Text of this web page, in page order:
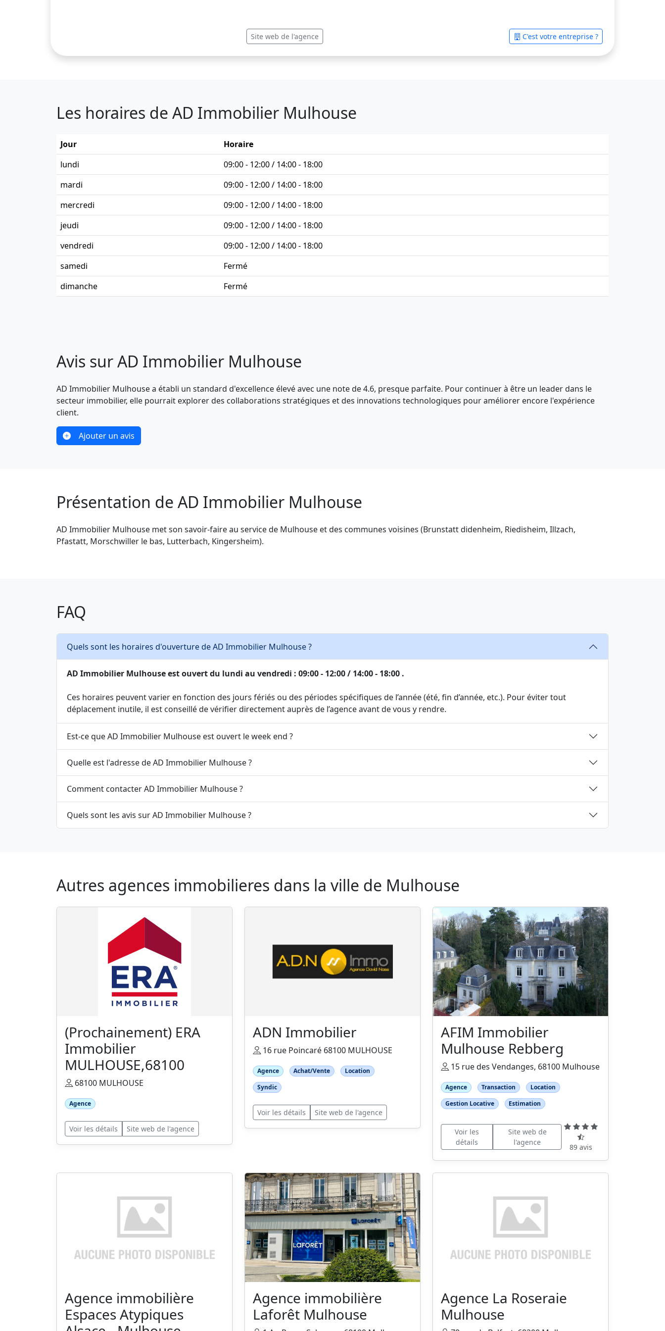
Site web de l'agence C'est votre entreprise ?
Les horaires de AD Immobilier Mulhouse
Jour
Horaire
lundi
09:00 - 12:00 / 14:00 - 18:00
mardi
09:00 - 12:00 / 14:00 - 18:00
mercredi
09:00 - 12:00 / 14:00 - 18:00
jeudi
09:00 - 12:00 / 14:00 - 18:00
vendredi
09:00 - 12:00 / 14:00 - 18:00
samedi
Fermé
dimanche
Fermé
Avis sur AD Immobilier Mulhouse
AD Immobilier Mulhouse a établi un standard d'excellence élevé avec une note de 4.6, presque parfaite. Pour continuer à être un leader dans le
secteur immobilier, elle pourrait explorer des collaborations stratégiques et des innovations technologiques pour améliorer encore l'expérience
client.
Ajouter un avis
Présentation de AD Immobilier Mulhouse
AD Immobilier Mulhouse met son savoir-faire au service de Mulhouse et des communes voisines (Brunstatt didenheim, Riedisheim, Illzach,
Pfastatt, Morschwiller le bas, Lutterbach, Kingersheim).
FAQ
Quels sont les horaires d'ouverture de AD Immobilier Mulhouse ?
AD Immobilier Mulhouse est ouvert du lundi au vendredi : 09:00 - 12:00 / 14:00 - 18:00 .
Ces horaires peuvent varier en fonction des jours fériés ou des périodes spécifiques de l’année (été, fin d’année, etc.). Pour éviter tout
déplacement inutile, il est conseillé de vérifier directement auprès de l’agence avant de vous y rendre.
Est-ce que AD Immobilier Mulhouse est ouvert le week end ?
Quelle est l'adresse de AD Immobilier Mulhouse ?
Comment contacter AD Immobilier Mulhouse ?
Quels sont les avis sur AD Immobilier Mulhouse ?
Autres agences immobilieres dans la ville de Mulhouse
(Prochainement) ERA
Immobilier
MULHOUSE,68100
68100 MULHOUSE
Agence
Voir les détails Site web de l'agence
ADN Immobilier
16 rue Poincaré 68100 MULHOUSE
Agence Achat/Vente
Location
Syndic
Voir les détails Site web de l'agence
AFIM Immobilier
Mulhouse Rebberg
15 rue des Vendanges, 68100 Mulhouse
Agence Transaction
Location
Gestion Locative
Estimation
Voir les
détails
Site web de
l'agence
89 avis
Agence immobilière
Espaces Atypiques
Agence immobilière
Laforêt Mulhouse
Agence La Roseraie
Mulhouse